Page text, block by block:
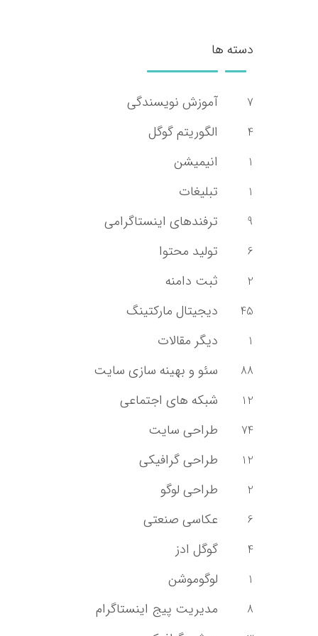
دسته ها
7 آموزش نویسندگی
4 الگوریتم گوگل
1 انیمیشن
1 تبلیغات
9 ترفندهای اینستاگرامی
6 تولید محتوا
2 ثبت دامنه
45 دیجیتال مارکتینگ
1 دیگر مقالات
88 سئو و بهینه سازی سایت
12 شبکه های اجتماعی
74 طراحی سایت
12 طراحی گرافیکی
2 طراحی لوگو
6 عکاسی صنعتی
4 گوگل ادز
1 لوگوموشن
8 مدیریت پیج اینستاگرام